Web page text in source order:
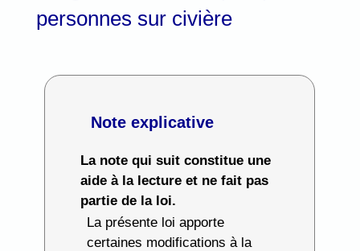
personnes sur civière
Note explicative
La note qui suit constitue une
aide à la lecture et ne fait pas
partie de la loi.
La présente loi apporte
certaines modifications à la